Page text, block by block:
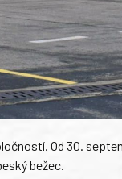
Od 30.
bežec.